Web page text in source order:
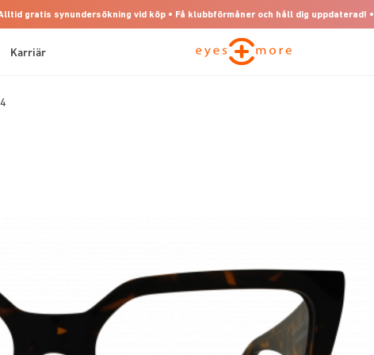
gratis synundersökning vid köp • Få klubbförmåner och håll dig uppdaterad! •
Karriär